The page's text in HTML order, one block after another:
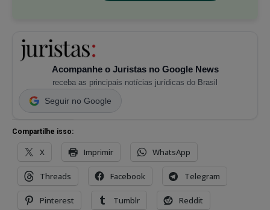
Acompanhe o Juristas no Google News
receba as principais notícias jurídicas do Brasil
Seguir no Google
Compartilhe isso:
X Imprimir WhatsApp
Threads Facebook Telegram
Pinterest Tumblr Reddit